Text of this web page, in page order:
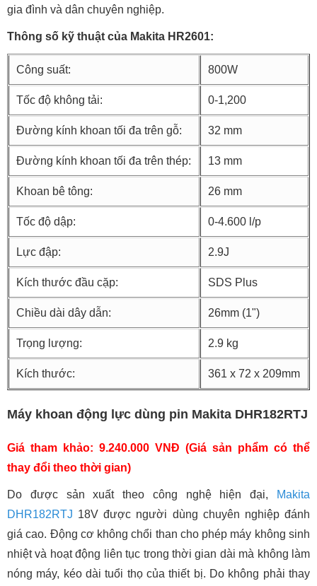
gia đình và dân chuyên nghiệp.
Thông số kỹ thuật của Makita HR2601:
Công suất: 800W
Tốc độ không tải: 0-1,200
Đường kính khoan tối đa trên gỗ: 32 mm
Đường kính khoan tối đa trên thép: 13 mm
Khoan bê tông: 26 mm
Tốc độ dập: 0-4.600 l/p
Lực đập: 2.9J
Kích thước đầu cặp: SDS Plus
Chiều dài dây dẫn: 26mm (1")
Trọng lượng: 2.9 kg
Kích thước: 361 x 72 x 209mm
Máy khoan động lực dùng pin Makita DHR182RTJ
Giá tham khảo: 9.240.000 VNĐ (Giá sản phẩm có thể
thay đổi theo thời gian)
Do được sản xuất theo công nghệ hiện đại,
Makita
DHR182RTJ 18V được người dùng chuyên nghiệp đánh
giá cao. Động cơ không chổi than cho phép máy không sinh
nhiệt và hoạt động liên tục trong thời gian dài mà không làm
nóng máy, kéo dài tuổi thọ của thiết bị. Do không phải thay